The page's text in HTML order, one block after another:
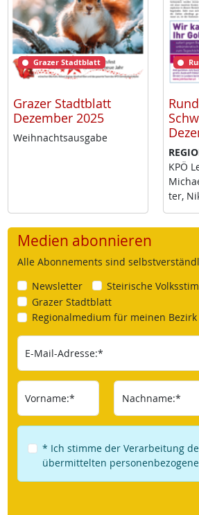
Grazer Stadtblatt
Grazer Stadtblatt
Dezember 2025
Weih­nachts­aus­ga­be
KPÖ
ter,
Medien abonnieren
Alle Abonnements sind
Newsletter
Steirische
Grazer Stadtblatt
Regionalmedium für meinen Bezirk
E-Mail-Adresse:*
Vorname:* Nachname:*
* Ich stimme der Verarbeitung
übermittelten